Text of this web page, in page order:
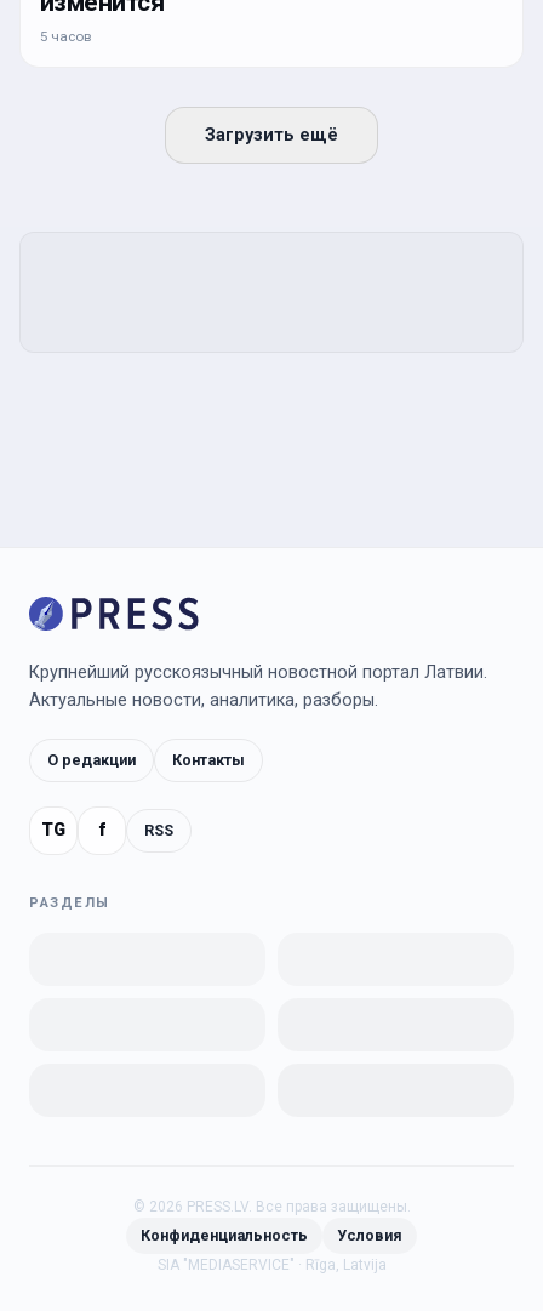
5 часов
Загрузить ещё
Крупнейший русскоязычный новостной портал Латвии.
Актуальные новости, аналитика, разборы.
О редакции Контакты
TG f RSS
РАЗДЕЛЫ
© 2026 PRESS.LV. Все права защищены.
Конфиденциальность Условия
SIA "MEDIASERVICE" · Rīga, Latvija